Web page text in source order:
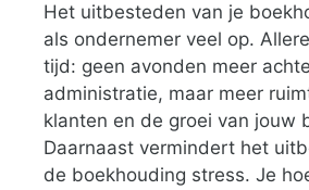
Het uitbesteden van je
als ondernemer veel op.
tijd: geen avonden meer
administratie, maar meer
klanten en de groei van jouw
Daarnaast vermindert het
de boekhouding stress. Je